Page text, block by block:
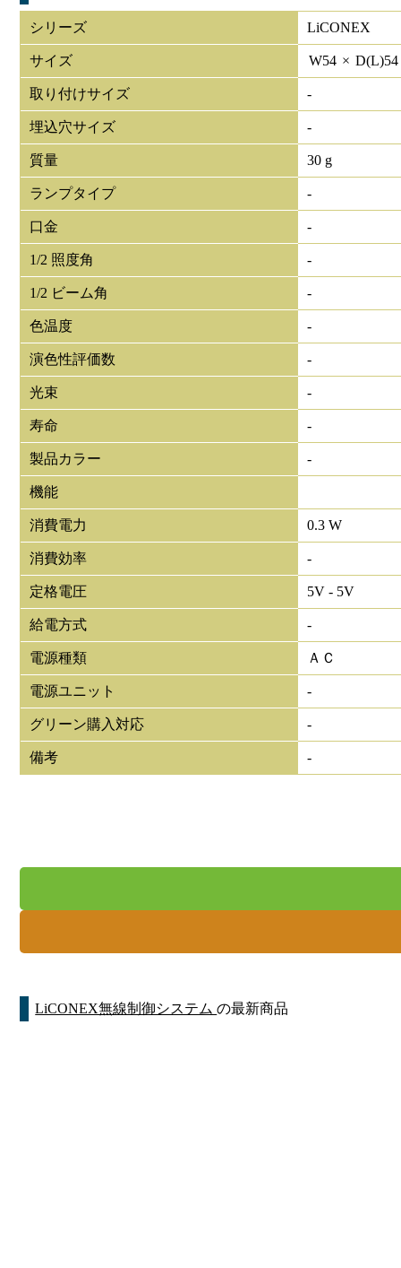
シリーズ LiCONEX
サイズ W54 × D(L)
取り付けサイズ -
埋込穴サイズ -
質量 30 g
ランプタイプ -
口金 -
1/2 照度角 -
1/2 ビーム角 -
色温度 -
演色性評価数 -
光束 -
寿命 -
製品カラー -
機能
消費電力 0.3 W
消費効率 -
定格電圧 5V - 5V
給電方式 -
電源種類 ＡＣ
電源ユニット -
グリーン購入対応 -
備考 -
LiCONEX無線制御システムの最新商品